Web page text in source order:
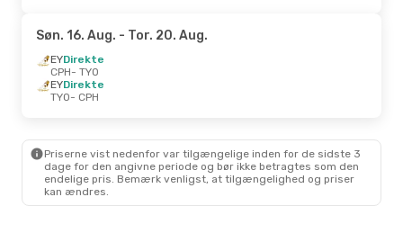
Søn. 16. Aug. - Tor. 20. Aug.
EYDirekte
CPH- TYO
EYDirekte
TYO- CPH
Priserne vist nedenfor var tilgængelige inden for de sidste 3
dage for den angivne periode og bør ikke betragtes som den
endelige pris. Bemærk venligst, at tilgængelighed og priser
kan ændres.